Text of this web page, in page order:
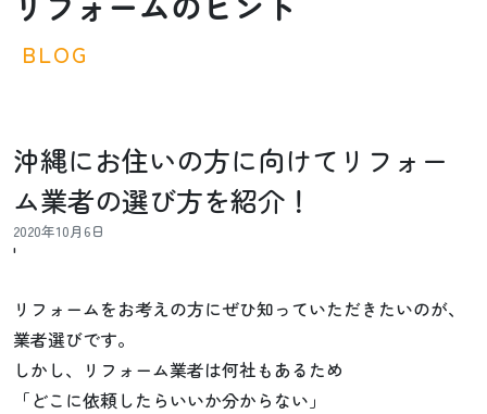
BLOG
沖縄にお住いの方に向けてリフォー
ム業者の選び方を紹介！
2020年10月6日
'
リフォームをお考えの方にぜひ知っていただきたいのが、
業者選びです。
しかし、リフォーム業者は何社もあるため
「どこに依頼したらいいか分からない」